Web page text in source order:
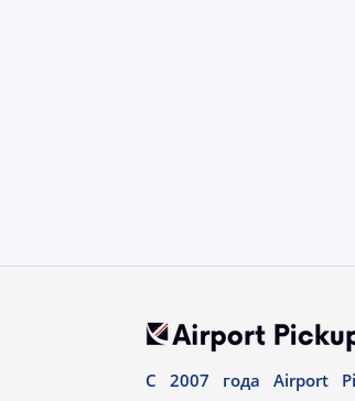
С 2007 года Airport